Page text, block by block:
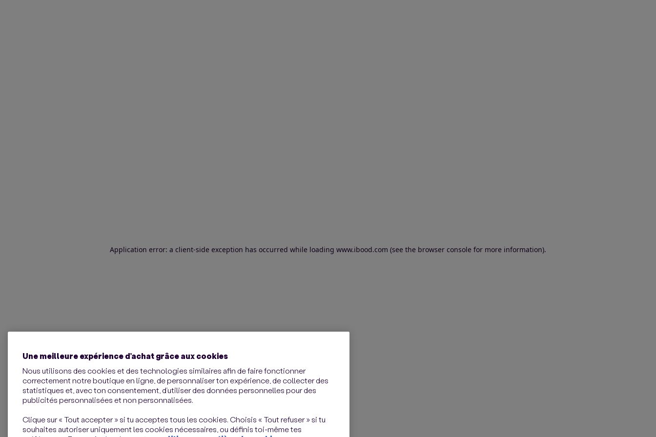
Application error: a client-side exception has occurred while loading www.ibood.com (see the browser console for more information).
Une meilleure expérience d’achat grâce aux cookies
Nous utilisons des cookies et des technologies similaires afin de faire fonctionner
correctement notre boutique en ligne, de personnaliser ton expérience, de collecter des
statistiques et, avec ton consentement, d’utiliser des données personnelles pour des
publicités personnalisées et non personnalisées.
Clique sur « Tout accepter » si tu acceptes tous les cookies. Choisis « Tout refuser » si tu
souhaites autoriser uniquement les cookies nécessaires, ou définis toi-même tes